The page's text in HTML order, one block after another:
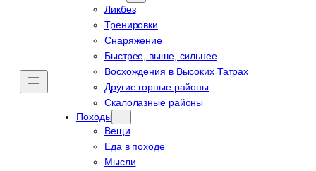
Ликбез
Тренировки
Снаряжение
Быстрее, выше, сильнее
Восхождения в Высоких Татрах
Другие горные районы
Скалолазные районы
Походы
Вещи
Еда в походе
Мысли